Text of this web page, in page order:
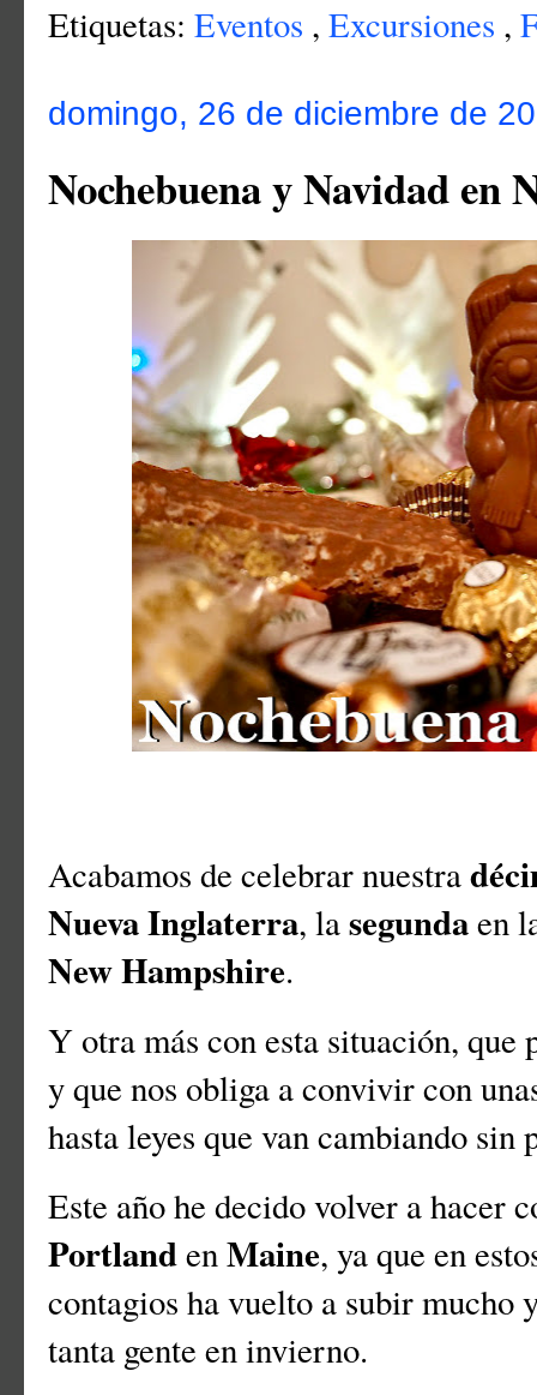
Etiquetas: Eventos , Excursiones ,
domingo, 26 de diciembre de
Nochebuena y Navidad en
Acabamos de celebrar nuestra
Nueva Inglaterra, lasegundaen
New Hampshire.
Y otra más con esta situación,
y que nos obliga a convivir con
hasta leyes que van cambiando sin
Este año he decido volver a hacer
PortlandenMaine, ya que en
contagios ha vuelto a subir mucho
tanta gente en invierno.